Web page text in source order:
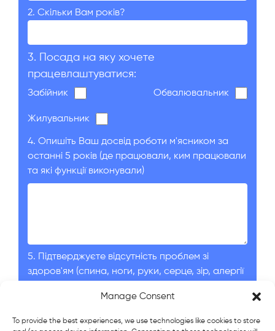
Manage Consent
To provide the best experiences, we use technologies like cookies to store
2. Скільки Вам років?
3. Посада на яку хочете
працевлаштуватися:
Забійник Обвалювальник
Жилувальник
4. Опишіть Ваш досвід роботи м'ясником за
останні 5 років (де працювали, ким працювали
та які функції виконували)
5. Підтверджуєте відсутність проблем зі
здоров'ям (спина, ноги, руки, серце, зір, алергії